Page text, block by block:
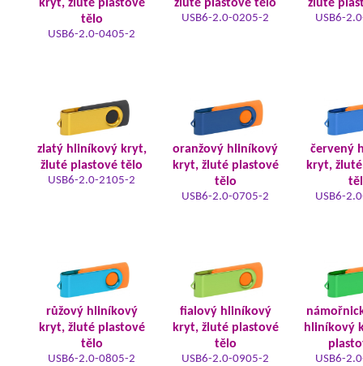
kryt, žluté plastové
tělo
USB6-2.0-0405-2
žluté plastové tělo
USB6-2.0-0205-2
žluté
USB6-
zlatý hliníkový kryt,
žluté plastové tělo
USB6-2.0-2105-2
oranžový hliníkový
kryt, žluté plastové
tělo
USB6-2.0-0705-2
červený
kryt,
USB6-
růžový hliníkový
kryt, žluté plastové
tělo
USB6-2.0-0805-2
fialový hliníkový
kryt, žluté plastové
tělo
USB6-2.0-0905-2
hliníkový
USB6-